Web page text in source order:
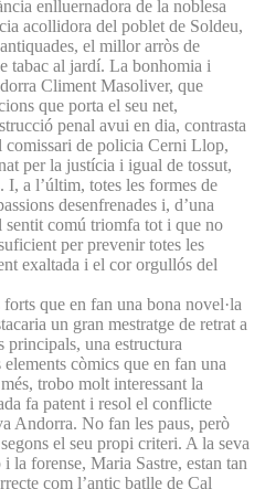
enlluernadora de la noblesa
acollidora del poblet de Soldeu,
el millor arròs de
tabac al jardí. La bonhomia i
Climent Masoliver, que
que porta el seu net,
penal avui en dia, contrasta
comissari de policia Cerni Llop,
per la justícia i igual de tossut,
I, a l’últim, totes les formes de
desenfrenades i, d’una
sentit comú triomfa tot i que no
per prevenir totes les
exaltada i el cor orgullós del
que en fan una bona novel·la
un gran mestratge de retrat a
principals, una estructura
còmics que en fan una
trobo molt interessant la
fa patent i resol el conflicte
Andorra. No fan les paus, però
el seu propi criteri. A la seva
la forense, Maria Sastre, estan tan
com l’antic batlle de Cal